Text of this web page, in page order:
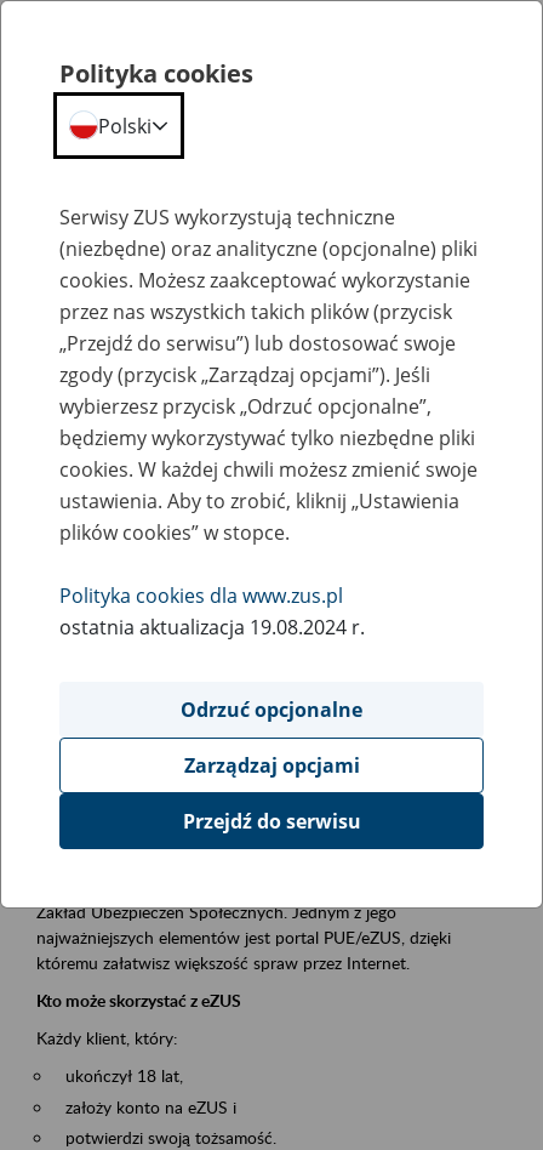
Szkolenia
Zaproś ZUS do siebie - zakładanie profili
eZUS w siedzibie Twojej firmy
Rodzaj wydarzenia
Szkolenia
Obszar merytoryczny
obsługa klientów
Opis wydarzenia
Platforma Usług Elektronicznych ZUS eZUS
Zakład Ubezpieczeń Społecznych. Jednym z jego
najważniejszych elementów jest portal PUE/eZUS, dzięki
któremu załatwisz większość spraw przez Internet.
Kto może skorzystać z eZUS
Każdy klient, który:
ukończył 18 lat,
założy konto na eZUS i
potwierdzi swoją tożsamość.
Polityka cookies
Polski
Serwisy ZUS wykorzystują techniczne
(niezbędne) oraz analityczne (opcjonalne) pliki
cookies. Możesz zaakceptować wykorzystanie
przez nas wszystkich takich plików (przycisk
„Przejdź do serwisu”) lub dostosować swoje
zgody (przycisk „Zarządzaj opcjami”). Jeśli
wybierzesz przycisk „Odrzuć opcjonalne”,
będziemy wykorzystywać tylko niezbędne pliki
cookies. W każdej chwili możesz zmienić swoje
ustawienia. Aby to zrobić, kliknij „Ustawienia
plików cookies” w stopce.
Polityka cookies dla www.zus.pl
ostatnia aktualizacja 19.08.2024 r.
Odrzuć opcjonalne
Zarządzaj opcjami
Przejdź do serwisu